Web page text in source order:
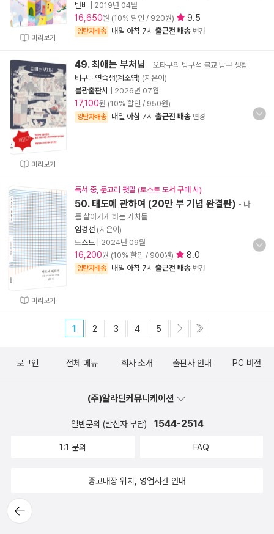
미리보기
반비
2019년 04월
16,650원 (10% 할인 / 920원) 9.5
양탄자배송 내일 아침 7시 출근전 배송 변경
미리보기
49. 최애는 부처님 - 오타쿠의 방구석 불교 탐구 생활
비구니연습생(계소영) (지은이)
불광출판사
2026년 07월
17,100원 (10% 할인 / 950원)
양탄자배송 내일 아침 7시 출근전 배송 변경
미리보기
독서 중, 문고리 팻말 (토스트 도서 구매 시)
50. 태도에 관하여 (20만 부 기념 완결판) - 나
를 살아가게 하는 가치들
임경선 (지은이)
토스트
2024년 09월
16,200원 (10% 할인 / 900원) 8.0
양탄자배송 내일 아침 7시 출근전 배송 변경
1 2 3 4 5
뒤로가
기
로그인 전체 메뉴 회사 소개 출판사 안내 PC 버전
(주)알라딘커뮤니케이션
일반문의 (발신자 부담) 1544-2514
1:1 문의 FAQ
중고매장 위치, 영업시간 안내